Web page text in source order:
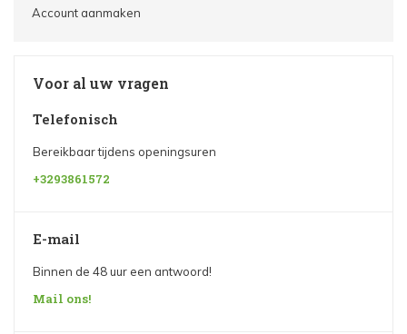
Account aanmaken
Voor al uw vragen
Telefonisch
Bereikbaar tijdens openingsuren
+3293861572
E-mail
Binnen de 48 uur een antwoord!
Mail ons!